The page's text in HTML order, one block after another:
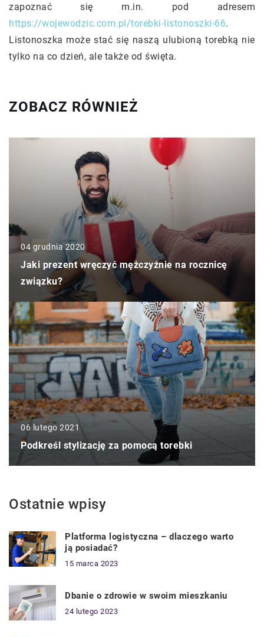
zapoznać się m.in. pod adresem
https://wojewodzic.com.pl/torebki-listonoszki-66.
Listonoszka może stać się naszą ulubioną torebką nie
tylko na co dzień, ale także od święta.
ZOBACZ RÓWNIEŻ
04 grudnia 2020
Jaki prezent wręczyć mężczyźnie na rocznicę
związku?
06 lutego 2021
Podkreśl stylizację za pomocą torebki
Ostatnie wpisy
Platforma logistyczna – dlaczego warto
ją posiadać?
15 marca 2023
Dbanie o zdrowie w swoim mieszkaniu
24 lutego 2023